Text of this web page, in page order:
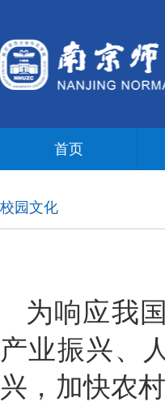
首页
校园文化
为响应我
产业振兴、
兴，加快农